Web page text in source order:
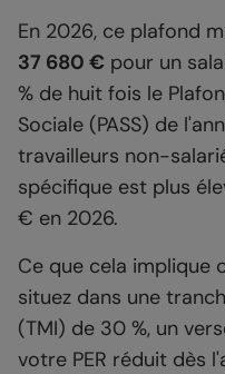
En 2026, ce plafond
37 680 € pour un
% de huit fois le
Sociale (PASS) de
travailleurs non-
spécifique est plus
€ en 2026.
Ce que cela implique
situez dans une
(TMI) de 30 %, un
votre PER réduit dès